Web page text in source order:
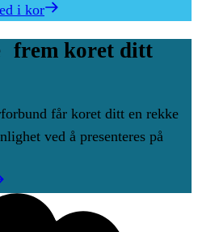
i kor
frem koret ditt
får koret ditt en rekke
ved å presenteres på